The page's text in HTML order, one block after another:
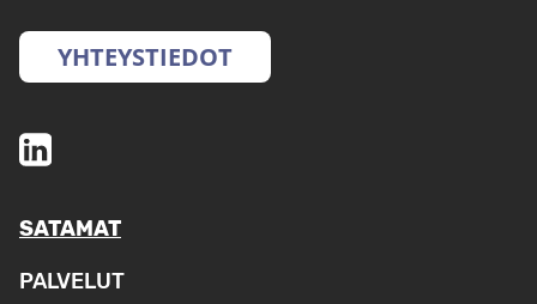
YHTEYSTIEDOT
SATAMAT
PALVELUT